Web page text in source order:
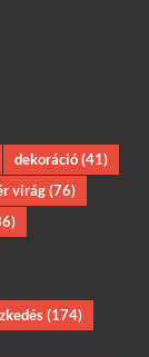
dekoráció(41)
virág(76)
(174)